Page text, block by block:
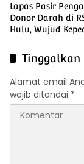
Lapas Pasir
Donor Darah di
Hulu, Wujud
Kemerdekaan RI
Tinggalkan
Alamat email
wajib ditandai *